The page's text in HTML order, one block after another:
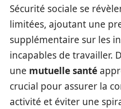
Sécurité sociale se
limitées, ajoutant une
supplémentaire sur les
incapables de travailler.
une mutuelle santé
crucial pour assurer la
activité et éviter une